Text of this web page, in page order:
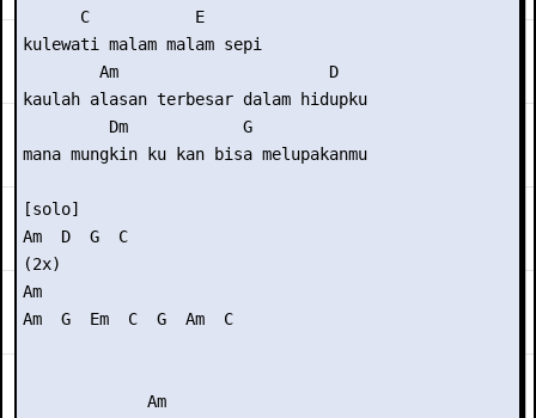
      C           E
kulewati malam malam sepi
        Am                      D
kaulah alasan terbesar dalam hidupku
         Dm            G
mana mungkin ku kan bisa melupakanmu
[solo]
Am  D  G  C
(2x)
Am
Am  G  Em  C  G  Am  C
             Am